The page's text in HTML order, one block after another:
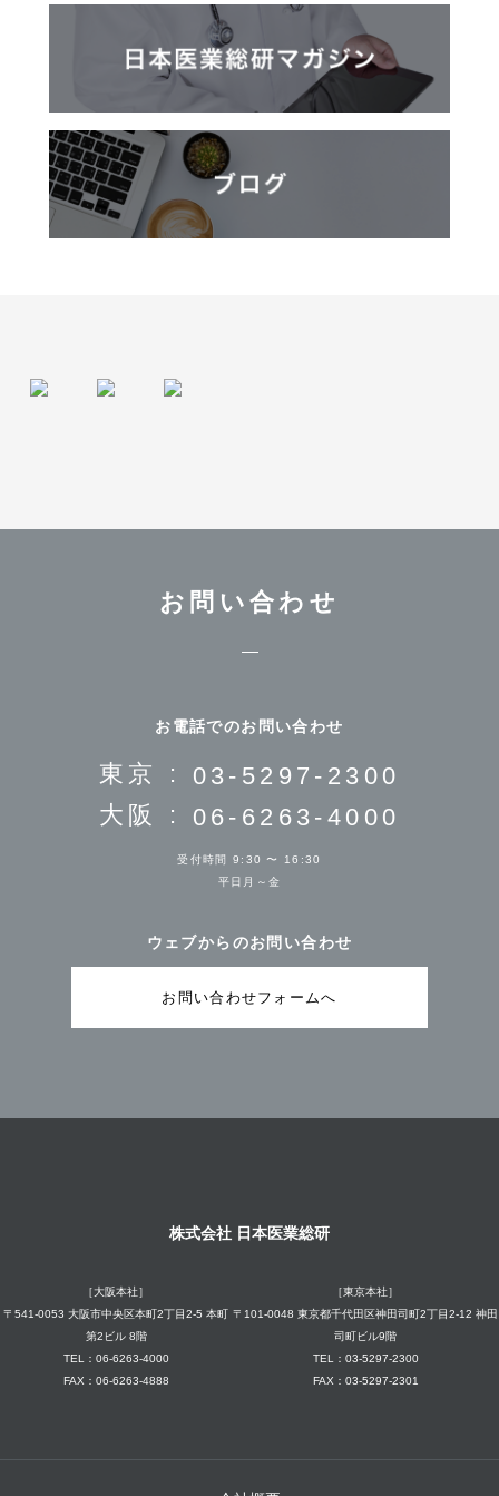
お問い合わせ
お電話でのお問い合わせ
東京 : 03-5297-2300
大阪 : 06-6263-4000
受付時間 9:30 〜 16:30
平日月～金
ウェブからのお問い合わせ
お問い合わせフォームへ
株式会社 日本医業総研
［大阪本社］
〒541-0053 大阪市中央区本町2丁目2-5 本町
第2ビル 8階
TEL：06-6263-4000
FAX：06-6263-4888
［東京本社］
〒101-0048 東京都千代田区神田司町2丁目2-12 神田
司町ビル9階
TEL：03-5297-2300
FAX：03-5297-2301